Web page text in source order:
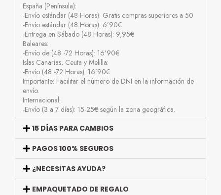
España (Península):
-Envío estándar (48 Horas): Gratis compras superiores a 50
-Envío estándar (48 Horas): 6’90€
-Entrega en Sábado (48 Horas): 9,95€
Baleares:
-Envío de (48 -72 Horas): 16’90€
Islas Canarias, Ceuta y Melilla:
-Envío (48 -72 Horas): 16’90€
Importante: Facilitar el número de DNI en la información de
envío.
Internacional:
-Envío (3 a 7 días): 15-25€ según la zona geográfica.
15 DÍAS PARA CAMBIOS
PAGOS 100% SEGUROS
¿NECESITAS AYUDA?
EMPAQUETADO DE REGALO